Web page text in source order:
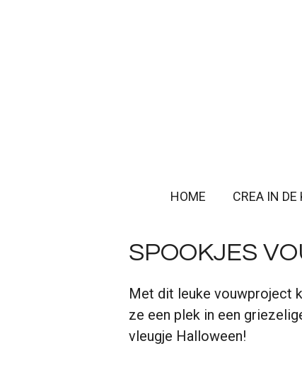
HOME CREA IN DE
SPOOKJES
Met dit leuke vouwproject
ze een plek in een
vleugje Halloween!